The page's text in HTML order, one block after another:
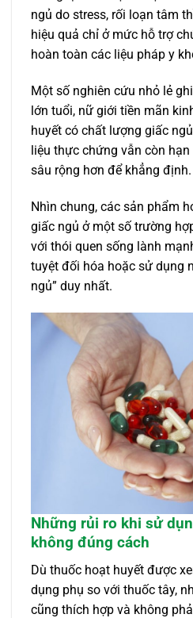
ngủ do stress, rối loạn tâm
hiệu quả chỉ ở mức hỗ trợ
hoàn toàn các liệu pháp y
Một số nghiên cứu nhỏ lẻ
lớn tuổi, nữ giới tiền mãn
huyết có chất lượng giấc
liệu thực chứng vẫn còn
sâu rộng hơn để khẳng định.
Nhìn chung, các sản phẩm
giấc ngủ ở một số trường
với thói quen sống lành
tuyệt đối hóa hoặc sử dụng
ngủ” duy nhất.
Những rủi ro khi sử
không đúng cách
Dù thuốc hoạt huyết được
dụng phụ so với thuốc tây,
cũng thích hợp và không